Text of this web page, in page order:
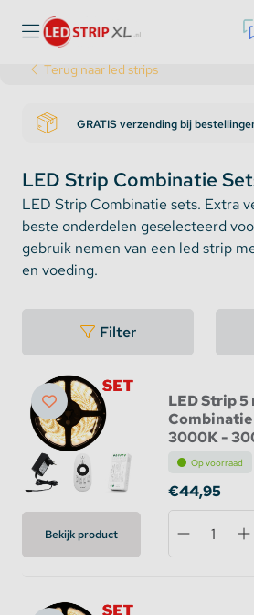
Terug naar led strips
GRATIS verzending bij
LED Strip Combinatie
LED Strip Combinatie sets. Extra
beste onderdelen geselecteerd
gebruik nemen van een led strip
en voeding.
Filter
Bekijk product
LED Strip 5
Combinatie
3000K -
Op voorraad
€44,95